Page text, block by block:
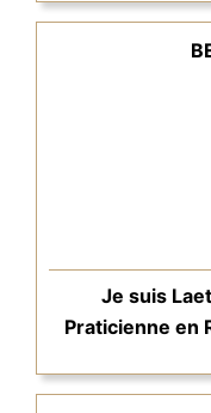
Je suis
Praticienne en